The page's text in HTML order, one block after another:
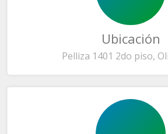
Ubicación
Pelliza 1401 2do piso,